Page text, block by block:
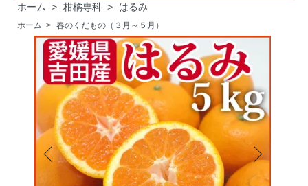
ホーム > 柑橘専科 > はるみ
ホーム > 春のくだもの（３月～５月）